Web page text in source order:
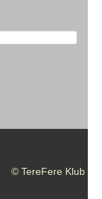
© TereFere Klub